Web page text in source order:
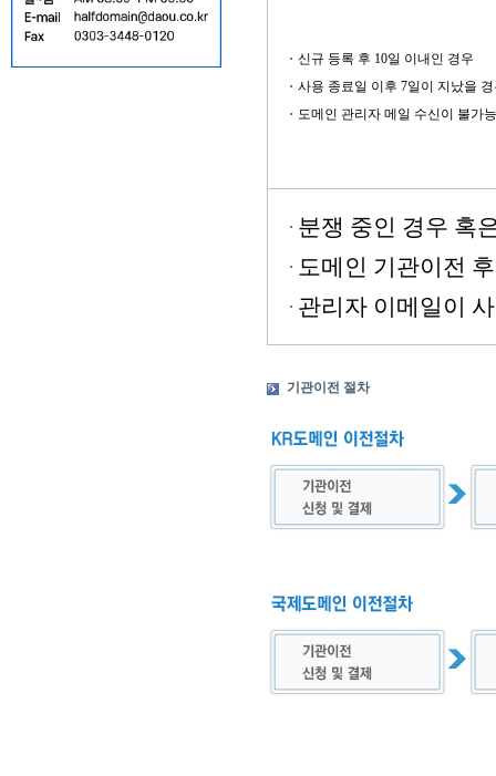
신규 등록 후 10일 이내인 경우
사용 종료일 이후 7일이 지났을 경
도메인 관리자 메일 수신이 불가
분쟁 중인 경우 혹
도메인 기관이전
관리자 이메일이
기관이전 절차